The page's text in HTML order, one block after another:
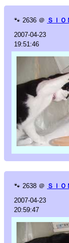
🐾 2636 ＠ ＳＩＯ
2007-04-23
19:51:46
🐾 2638 ＠ ＳＩＯ
2007-04-23
20:59:47